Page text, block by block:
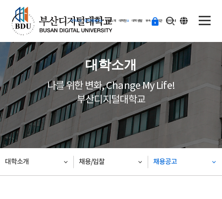
대학소개 입학지원센터 학과소개 대학원 대학생활 부속·부설기관 학사안내
등
기
ENG
대학소개
나를 위한 변화, Change My Life!
부산디지털대학교
대학소개 채용/입찰 채용공고